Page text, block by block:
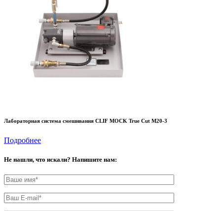
Лабораторная система смешивания CLIF MOCK True Cut M20-3
Подробнее
Не нашли, что искали? Напишите нам: